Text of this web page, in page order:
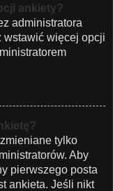
ankiety?
administratora
wstawić więcej opcji
tylko
Aby
pierwszego posta
ankieta. Jeśli nikt